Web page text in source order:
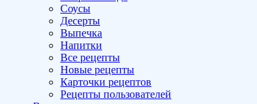
Соусы
Десерты
Выпечка
Напитки
Все рецепты
Новые рецепты
Карточки рецептов
Рецепты пользователей